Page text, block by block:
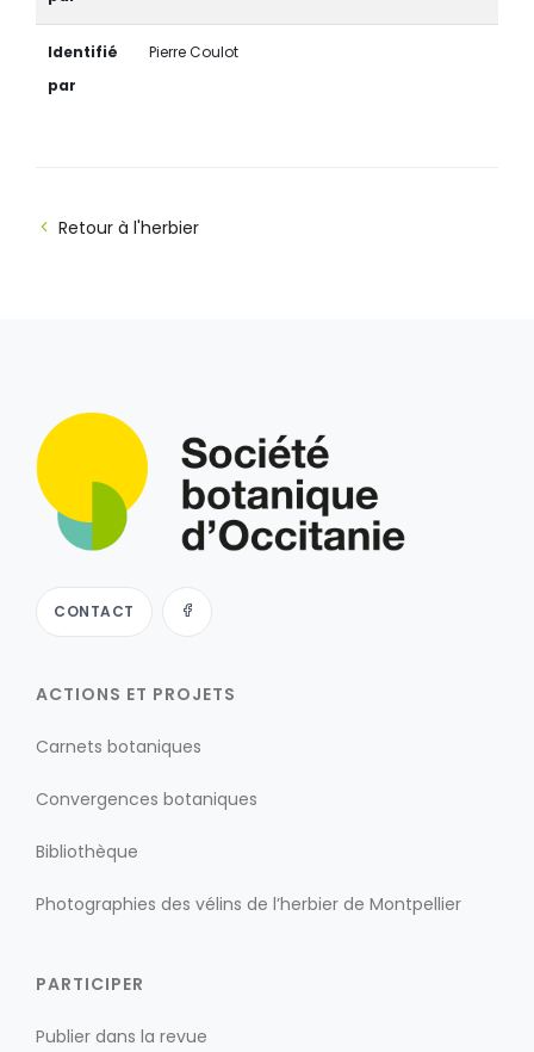
Identifié
par
Pierre Coulot
Retour à l'herbier
CONTACT
ACTIONS ET PROJETS
Carnets botaniques
Convergences botaniques
Bibliothèque
Photographies des vélins de l’herbier de Montpellier
PARTICIPER
Publier dans la revue